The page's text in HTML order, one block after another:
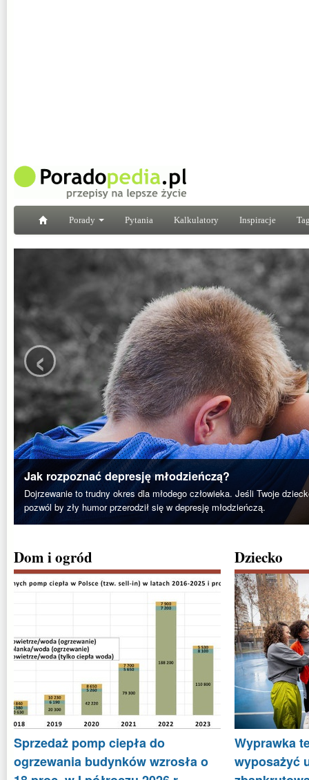
Porady Pytania Kalkulatory Inspiracje
Jak rozpoznać depresję młodzieńczą?
Dojrzewanie to trudny okres dla młodego człowieka. Jeśli Twoje
pozwól by zły humor przerodził się w depresję młodzieńczą.
‹
Dom i ogród
Sprzedaż pomp ciepła do
ogrzewania budynków wzrosła o
Dziecko
Wyprawka
wyposażyć